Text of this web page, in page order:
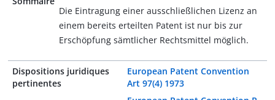
Die Eintragung einer ausschließlichen Lizenz an
einem bereits erteilten Patent ist nur bis zur
Erschöpfung sämtlicher Rechtsmittel möglich.
Dispositions juridiques
pertinentes
European Patent Convention
Art 97(4) 1973